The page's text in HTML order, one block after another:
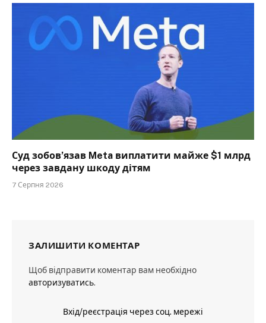
Суд зобов’язав Meta виплатити майже $1 млрд
через завдану шкоду дітям
7 Серпня 2026
ЗАЛИШИТИ КОМЕНТАР
Щоб відправити коментар вам необхідно
авторизуватись.
Вхід/реєстрація через соц. мережі